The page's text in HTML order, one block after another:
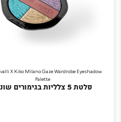
X Kiko Milano Gaze Wardrobe Eyeshadow
Palette
פלטת 5 צלליות בגימורים שונים